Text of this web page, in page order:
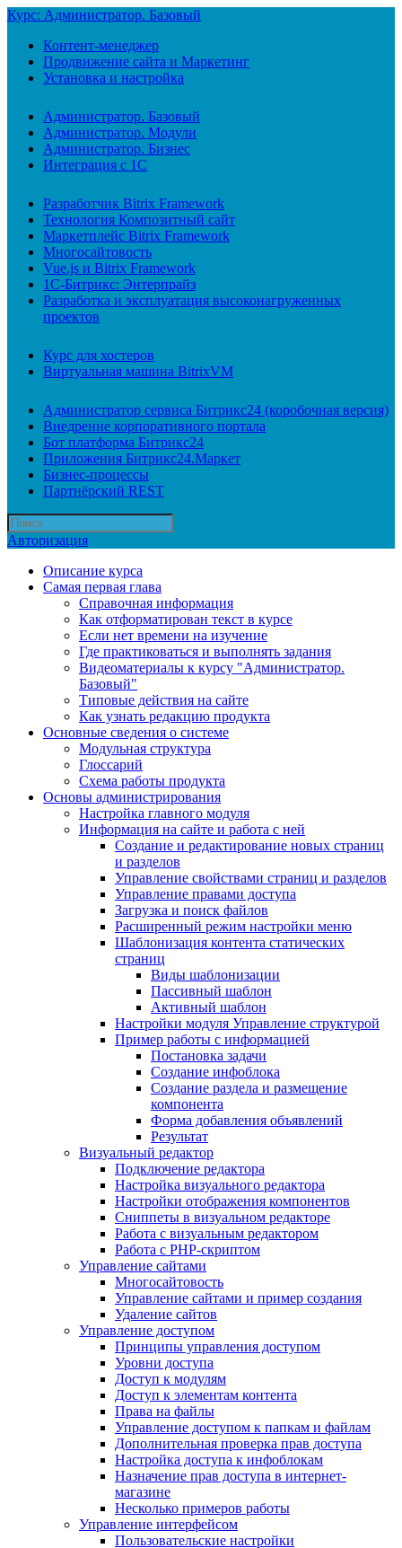
Курс: Администратор. Базовый
Контент-менеджер
Продвижение сайта и Маркетинг
Установка и настройка
Администратор. Базовый
Администратор. Модули
Администратор. Бизнес
Интеграция с 1С
Разработчик Bitrix Framework
Технология Композитный сайт
Маркетплейс Bitrix Framework
Многосайтовость
Vue.js и Bitrix Framework
1С-Битрикс: Энтерпрайз
Разработка и эксплуатация высоконагруженных
проектов
Курс для хостеров
Виртуальная машина BitrixVM
Администратор сервиса Битрикс24 (коробочная версия)
Внедрение корпоративного портала
Бот платформа Битрикс24
Приложения Битрикс24.Маркет
Бизнес-процессы
Партнёрский REST
Авторизация
Описание курса
Самая первая глава
Справочная информация
Как отформатирован текст в курсе
Если нет времени на изучение
Где практиковаться и выполнять задания
Видеоматериалы к курсу "Администратор.
Базовый"
Типовые действия на сайте
Как узнать редакцию продукта
Основные сведения о системе
Модульная структура
Глоссарий
Схема работы продукта
Основы администрирования
Настройка главного модуля
Информация на сайте и работа с ней
Создание и редактирование новых страниц
и разделов
Управление свойствами страниц и разделов
Управление правами доступа
Загрузка и поиск файлов
Расширенный режим настройки меню
Шаблонизация контента статических
страниц
Виды шаблонизации
Пассивный шаблон
Активный шаблон
Настройки модуля Управление структурой
Пример работы с информацией
Постановка задачи
Создание инфоблока
Создание раздела и размещение
компонента
Форма добавления объявлений
Результат
Визуальный редактор
Подключение редактора
Настройка визуального редактора
Настройки отображения компонентов
Сниппеты в визуальном редакторе
Работа с визуальным редактором
Работа с PHP-скриптом
Управление сайтами
Многосайтовость
Управление сайтами и пример создания
Удаление сайтов
Управление доступом
Принципы управления доступом
Уровни доступа
Доступ к модулям
Доступ к элементам контента
Права на файлы
Управление доступом к папкам и файлам
Дополнительная проверка прав доступа
Настройка доступа к инфоблокам
Назначение прав доступа в интернет-
магазине
Несколько примеров работы
Управление интерфейсом
Пользовательские настройки